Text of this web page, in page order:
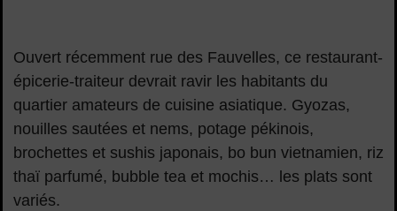
Ouvert récemment rue des Fauvelles, ce restaurant-
épicerie-traiteur devrait ravir les habitants du
quartier amateurs de cuisine asiatique. Gyozas,
nouilles sautées et nems, potage pékinois,
brochettes et sushis japonais, bo bun vietnamien, riz
thaï parfumé, bubble tea et mochis… les plats sont
variés.